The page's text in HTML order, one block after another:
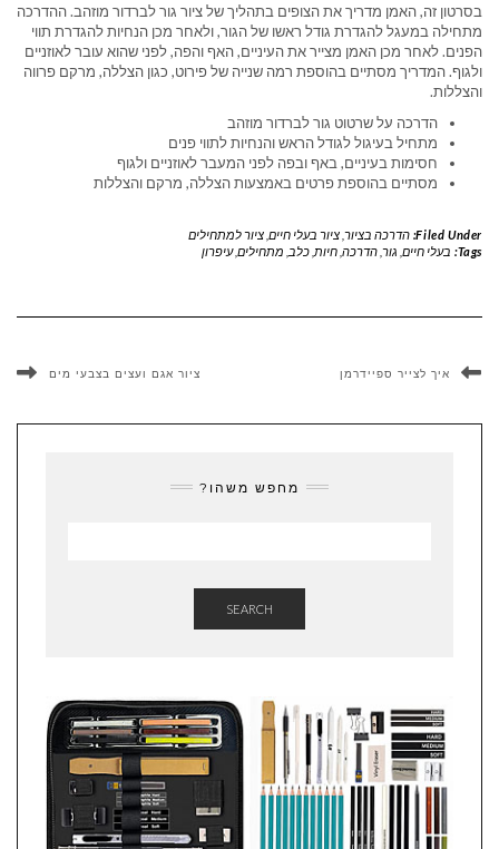
בסרטון זה, האמן מדריך את הצופים בתהליך של ציור גור לברדור מוזהב. ההדרכה
מתחילה במעגל להגדרת גודל ראשו של הגור, ולאחר מכן הנחיות להגדרת תווי
הפנים. לאחר מכן האמן מצייר את העיניים, האף והפה, לפני שהוא עובר לאוזניים
ולגוף. המדריך מסתיים בהוספת רמה שנייה של פירוט, כגון הצללה, מרקם פרווה
והצללות.
הדרכה על שרטוט גור לברדור מוזהב
מתחיל בעיגול לגודל הראש והנחיות לתווי פנים
חסימות בעיניים, באף ובפה לפני המעבר לאוזניים ולגוף
מסתיים בהוספת פרטים באמצעות הצללה, מרקם והצללות
Filed Under: הדרכה בציור, ציור בעלי חיים, ציור למתחילים
Tags: בעלי חיים, גור, הדרכה, חיות כלב מתחילים,עיפרון
איך לצייר ספיידרמן ציור אגם ועצים בצבעי מים
מחפש משהו?
SEARCH